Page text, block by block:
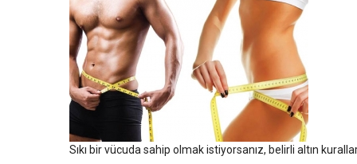
Sıkı bir vücuda sahip olmak istiyorsanız, belirli altın